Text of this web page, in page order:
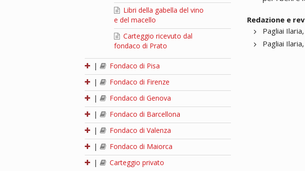
Libri della gabella del vino
e del macello
Carteggio ricevuto dal
fondaco di Prato
|
Fondaco di Pisa
|
Fondaco di Firenze
|
Fondaco di Genova
|
Fondaco di Barcellona
|
Fondaco di Valenza
|
Fondaco di Maiorca
|
Carteggio privato
Redazione e
Pagliai
Pagliai